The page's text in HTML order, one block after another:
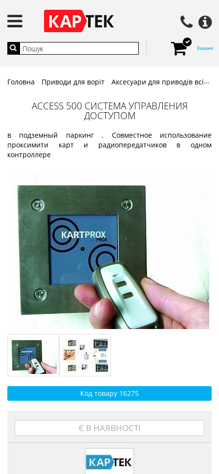
Кошик
Головна Приводи для воріт Аксесуари для приводів всіх типів
ACCESS 500 СИСТЕМА УПРАВЛЕНИЯ
ДОСТУПОМ
в подземный паркинг . Совместное использование
проксимити карт и радиопередатчиков в одном
контроллере
Код товару 16275
Є В НАЯВНОСТІ